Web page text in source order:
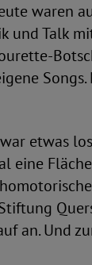
waren
und Talk
etwas
eine
an. Und